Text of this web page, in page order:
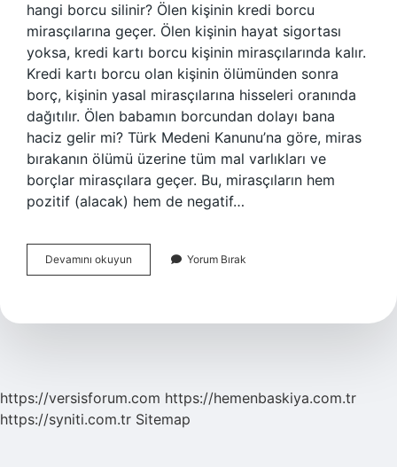
hangi borcu silinir? Ölen kişinin kredi borcu
mirasçılarına geçer. Ölen kişinin hayat sigortası
yoksa, kredi kartı borcu kişinin mirasçılarında kalır.
Kredi kartı borcu olan kişinin ölümünden sonra
borç, kişinin yasal mirasçılarına hisseleri oranında
dağıtılır. Ölen babamın borcundan dolayı bana
haciz gelir mi? Türk Medeni Kanunu’na göre, miras
bırakanın ölümü üzerine tüm mal varlıkları ve
borçlar mirasçılara geçer. Bu, mirasçıların hem
pozitif (alacak) hem de negatif…
Devamını okuyun
Borcunu
Yorum Bırak
https://versisforum.com https://hemenbaskiya.com.tr
https://syniti.com.tr Sitemap